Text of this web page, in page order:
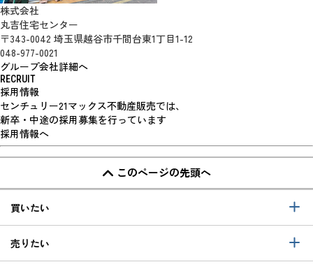
株式会社
丸吉住宅センター
〒343-0042 埼玉県越谷市千間台東1丁目1-12
048-977-0021
グループ会社詳細へ
RECRUIT
採用情報
センチュリー21マックス不動産販売では、
新卒・中途の採用募集を行っています
採用情報へ
このページの先頭へ
買いたい
売りたい